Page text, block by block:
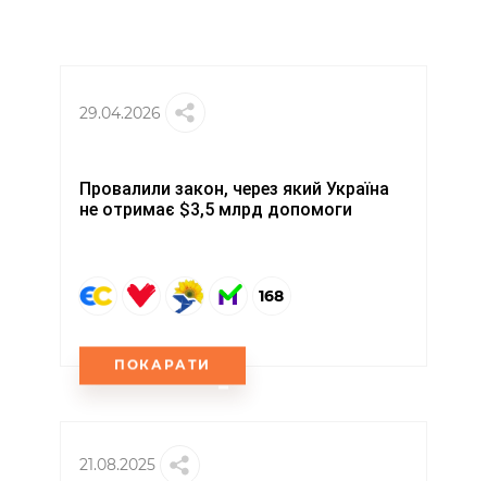
29.04.2026
Провалили закон, через який Україна
не отримає $3,5 млрд допомоги
168
ПОКАРАТИ
21.08.2025